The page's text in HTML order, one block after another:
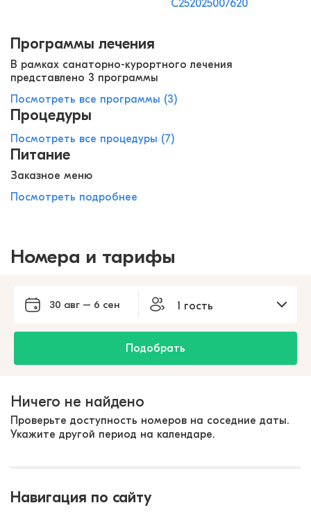
С252025007620
Программы лечения
В рамках санаторно-курортного лечения
представлено 3 программы
Посмотреть все программы (3)
Процедуры
Посмотреть все процедуры (7)
Питание
Заказное меню
Посмотреть подробнее
Номера и тарифы
30 авг – 6 сен 1 гость
Подобрать
Ничего не найдено
Проверьте доступность номеров на соседние даты.
Укажите другой период на календаре.
Навигация по сайту